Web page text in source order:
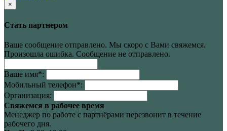
×
Стать партнером
Ваше сообщение отправлено. Мы скоро с Вами свяжемся.
Произошла ошибка. Сообщение не отправлено.
Ваше имя*:
Мобильный телефон*:
Организация:
Свяжемся в рабочее время
Менеджер по работе с партнёрами перезвонит в течение
рабочего дня.